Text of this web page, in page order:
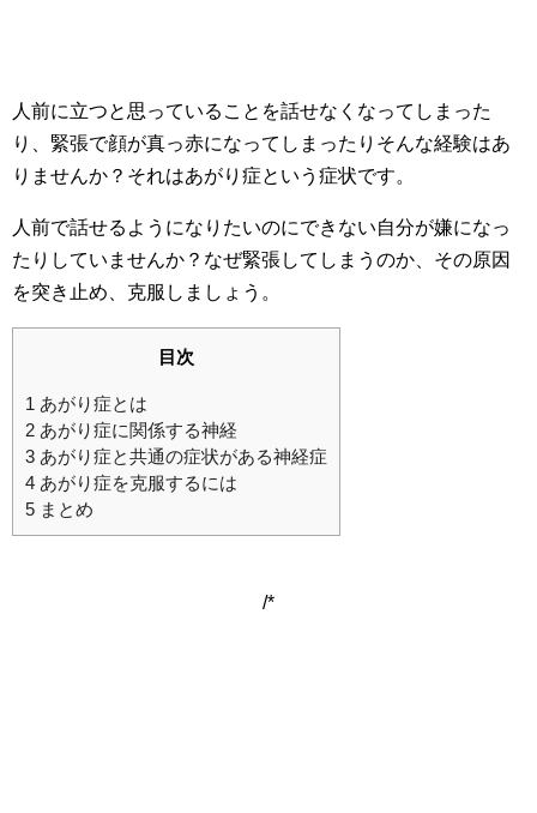
人前に立つと思っていることを話せなくなってしまった
り、緊張で顔が真っ赤になってしまったりそんな経験はあ
りませんか？それはあがり症という症状です。
人前で話せるようになりたいのにできない自分が嫌になっ
たりしていませんか？なぜ緊張してしまうのか、その原因
を突き止め、克服しましょう。
目次
1 あがり症とは
2 あがり症に関係する神経
3 あがり症と共通の症状がある神経症
4 あがり症を克服するには
5 まとめ
/*